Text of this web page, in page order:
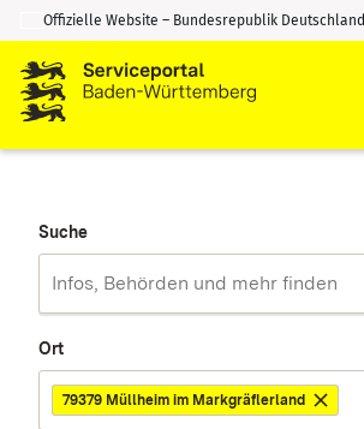
Zum Inhalt springen
Zur Suche springen
Offizielle Website – Bundesrepublik Deutschland
Suche
Ort
79379 Müllheim im Markgräflerland